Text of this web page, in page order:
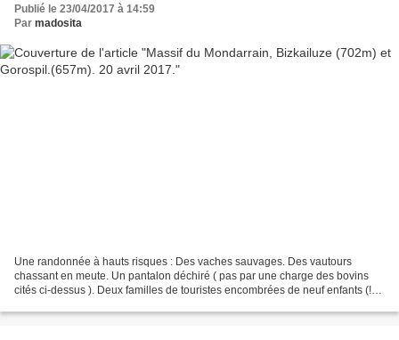
Publié le 23/04/2017 à 14:59
Par madosita
Une randonnée à hauts risques : Des vaches sauvages. Des vautours
chassant en meute. Un pantalon déchiré ( pas par une charge des bovins
cités ci-dessus ). Deux familles de touristes encombrées de neuf enfants (!)